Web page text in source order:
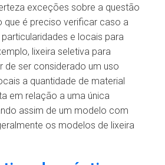
exceções sobre a questão
que é preciso verificar caso a
e locais para
lixeira seletiva para
de ser considerado um uso
a quantidade de material
em relação a uma única
assim de um modelo com
os modelos de lixeira